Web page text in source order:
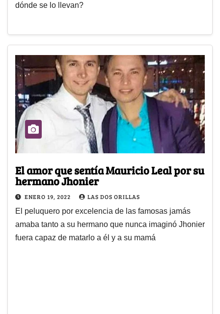
dónde se lo llevan?
El amor que sentía Mauricio Leal por su
hermano Jhonier
ENERO 19, 2022 LAS DOS ORILLAS
El peluquero por excelencia de las famosas jamás
amaba tanto a su hermano que nunca imaginó Jhonier
fuera capaz de matarlo a él y a su mamá